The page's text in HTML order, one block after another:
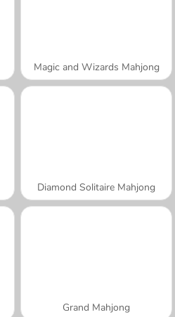
Magic and Wizards Mahjong
Diamond Solitaire Mahjong
Grand Mahjong